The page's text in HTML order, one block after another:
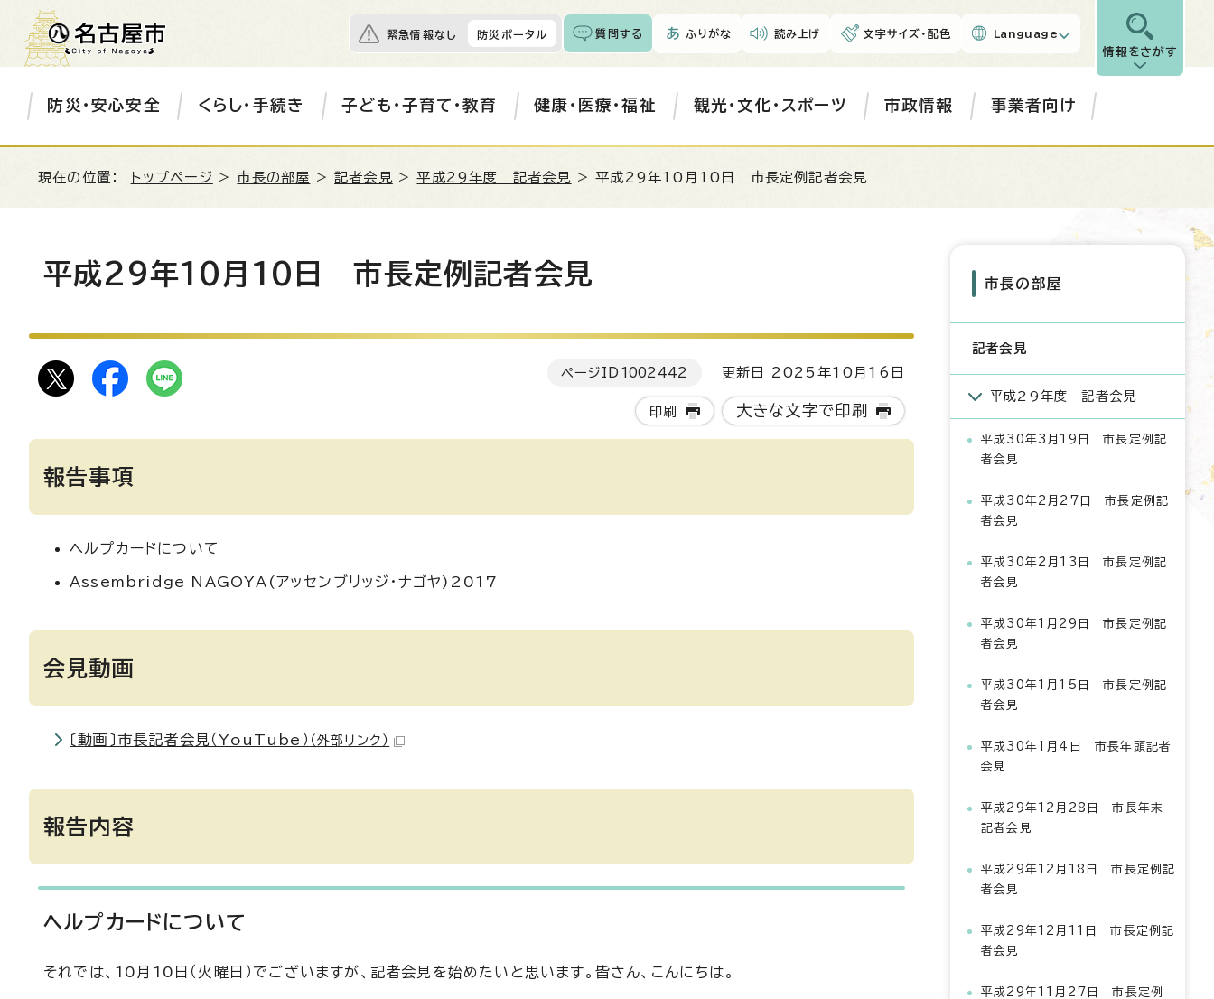
緊急情報なし 防災ポータル 質問する ふりがな 読み上げ 文字サイズ・配色 Language
情報をさがす
防災・安心安全 くらし・手続き 子ども・子育て・教育 健康・医療・福祉 観光・文化・スポーツ 市政情報 事業者向け
現在の位置： トップページ >市長の部屋 >記者会見>平成29年度 記者会見 > 平成29年10月10日 市長定例記者会見
平成29年10月10日 市長定例記者会見
ページID 1002442 更新日 2025年10月16日
印刷 大きな文字で印刷
報告事項
ヘルプカードについて
Assembridge NAGOYA(アッセンブリッジ・ナゴヤ)2017
会見動画
〔動画〕市長記者会見（YouTube） （外部リンク）
報告内容
ヘルプカードについて
それでは、10月10日（火曜日）でございますが、記者会見を始めたいと思います。皆さん、こんにちは。
市長の部屋
記者会見
平成29年度 記者会見
平成30年3月19日 市長定例記
者会見
平成30年2月27日 市長定例記
者会見
平成30年2月13日 市長定例記
者会見
平成30年1月29日 市長定例記
者会見
平成30年1月15日 市長定例記
者会見
平成30年1月4日 市長年頭記者
会見
平成29年12月28日 市長年末
記者会見
平成29年12月18日 市長定例記
者会見
平成29年12月11日 市長定例記
者会見
平成29年11月27日 市長定例